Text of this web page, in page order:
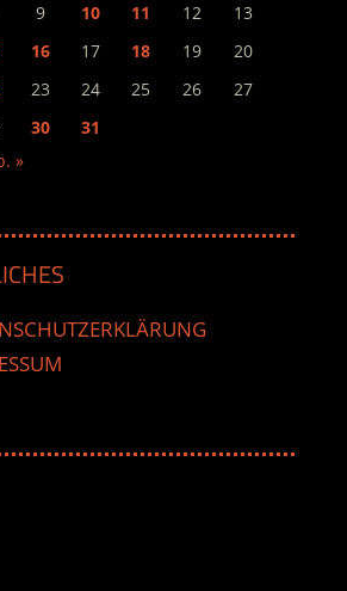
9 10 11 12
13
16 17 18 19
20
23 24 25 26
27
30
31
»